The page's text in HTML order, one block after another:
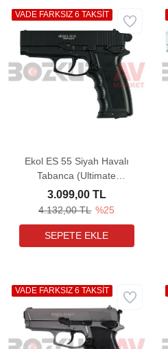
Ekol ES 55 Siyah Havalı
Tabanca (Ultimate
Combo)
4.132,00 TL %25
3.099,00 TL
VADE FARKSIZ 6 TAKSİT
VADE FARKSIZ 6 TAKSİT